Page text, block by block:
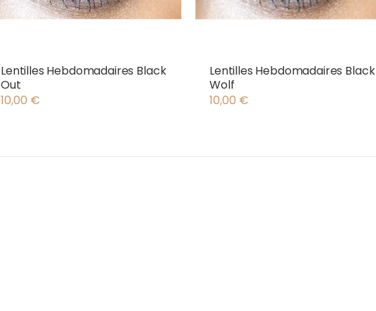
Lentilles Hebdomadaires Black
Out
10,00 €
Lentilles Hebdomadaires Black
Wolf
10,00 €